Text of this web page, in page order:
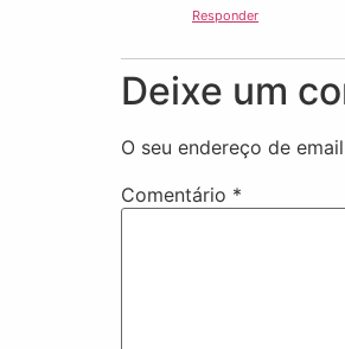
Responder
Deixe um
O seu endereço de
Comentário *